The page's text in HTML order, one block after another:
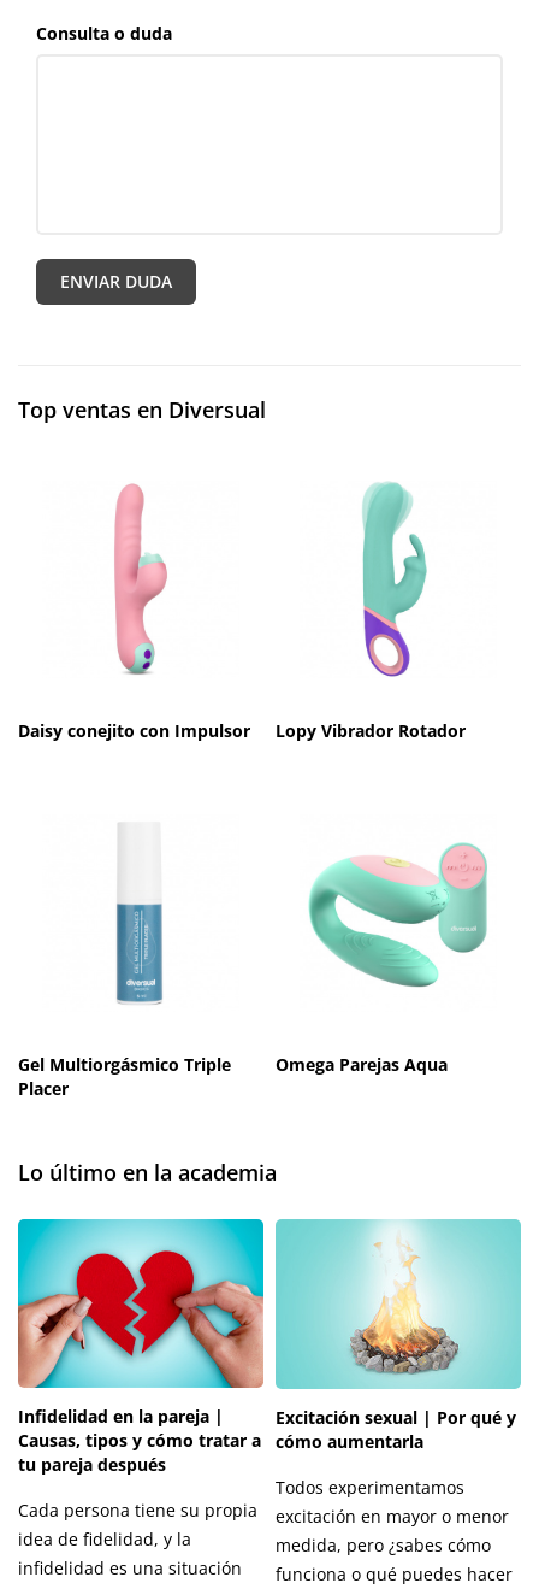
Consulta o duda
Top ventas en Diversual
Daisy conejito con Impulsor Lopy Vibrador Rotador
Gel Multiorgásmico Triple
Placer
Omega Parejas Aqua
Lo último en la academia
Infidelidad en la pareja |
Causas, tipos y cómo tratar a
tu pareja después
Cada persona tiene su propia
idea de fidelidad, y la
infidelidad es una situación
Excitación sexual | Por qué y
cómo aumentarla
Todos experimentamos
excitación en mayor o menor
medida, pero ¿sabes cómo
funciona o qué puedes hacer